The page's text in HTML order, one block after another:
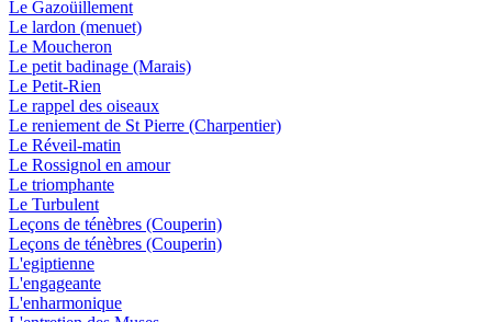
Le Gazoüillement
Le lardon (menuet)
Le Moucheron
Le petit badinage (Marais)
Le Petit-Rien
Le rappel des oiseaux
Le reniement de St Pierre (Charpentier)
Le Réveil-matin
Le Rossignol en amour
Le triomphante
Le Turbulent
Leçons de ténèbres (Couperin)
Leçons de ténèbres (Couperin)
L'egiptienne
L'engageante
L'enharmonique